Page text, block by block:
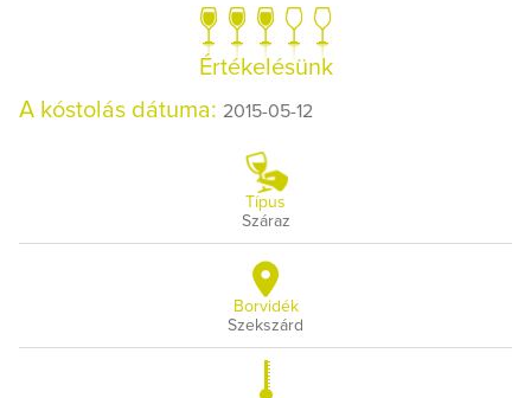
Értékelésünk
A kóstolás dátuma: 2015-05-12
Típus
Száraz
Borvidék
Szekszárd